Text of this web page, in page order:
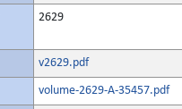
2629
v2629.pdf
volume-2629-A-35457.pdf